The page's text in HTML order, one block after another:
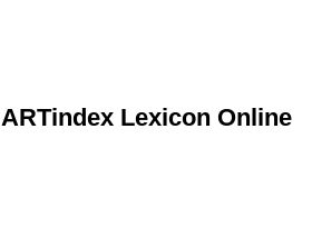
ARTindex Lexicon Online